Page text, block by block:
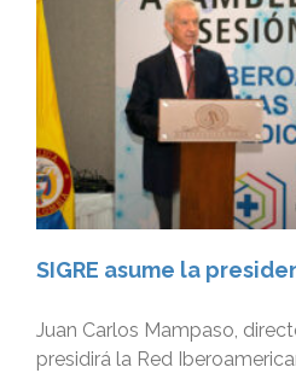
SIGRE asume la
Juan Carlos Mampaso,
presidirá la Red